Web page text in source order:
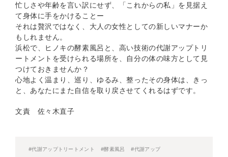
忙しさや年齢を言い訳にせず、「これからの私」を見据え
て身体に手をかけることー
それは贅沢ではなく、大人の女性としての新しいマナーか
もしれません。
浜松で、ヒノキの酵素風呂と、高い技術の代謝アップトリ
ートメントを受けられる場所を、自分の体の味方として見
つけておきませんか？
心地よく温まり、巡り、ゆるみ、整ったその身体は、きっ
と、あなたにまた自信を取り戻させてくれるはずです。
文責 佐々木直子
#代謝アップトリートメント #酵素風呂 #代謝アップ